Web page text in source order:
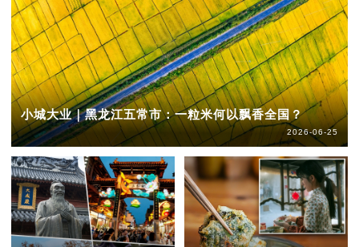
小城大业｜黑龙江五常市：一粒米何以飘香全国？
2026-06-25